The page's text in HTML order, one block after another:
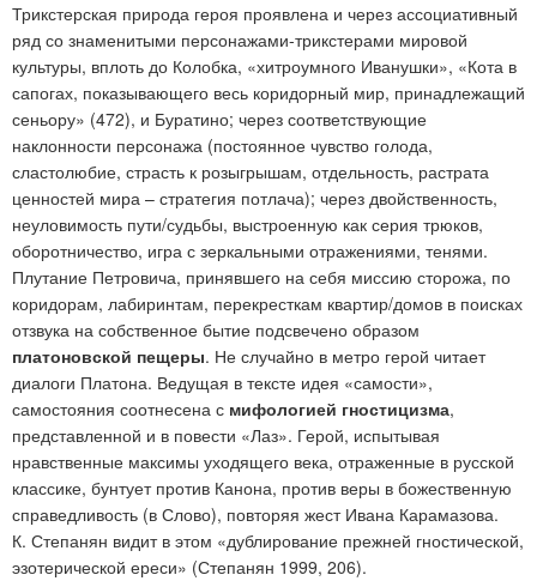
Трикстерская природа героя проявлена и через ассоциативный
ряд со знаменитыми персонажами-трикстерами мировой
культуры, вплоть до Колобка, «хитроумного Иванушки», «Кота в
сапогах, показывающего весь коридорный мир, принадлежащий
сеньору» (472), и Буратино; через соответствующие
наклонности персонажа (постоянное чувство голода,
сластолюбие, страсть к розыгрышам, отдельность, растрата
ценностей мира – стратегия потлача); через двойственность,
неуловимость пути/судьбы, выстроенную как серия трюков,
оборотничество, игра с зеркальными отражениями, тенями.
Плутание Петровича, принявшего на себя миссию сторожа, по
коридорам, лабиринтам, перекресткам квартир/домов в поисках
отзвука на собственное бытие подсвечено образом
платоновской пещеры. Не случайно в метро герой читает
диалоги Платона. Ведущая в тексте идея «самости»,
самостояния соотнесена с мифологией гностицизма,
представленной и в повести «Лаз». Герой, испытывая
нравственные максимы уходящего века, отраженные в русской
классике, бунтует против Канона, против веры в божественную
справедливость (в Слово), повторяя жест Ивана Карамазова.
К. Степанян видит в этом «дублирование прежней гностической,
эзотерической ереси» (Степанян 1999, 206).